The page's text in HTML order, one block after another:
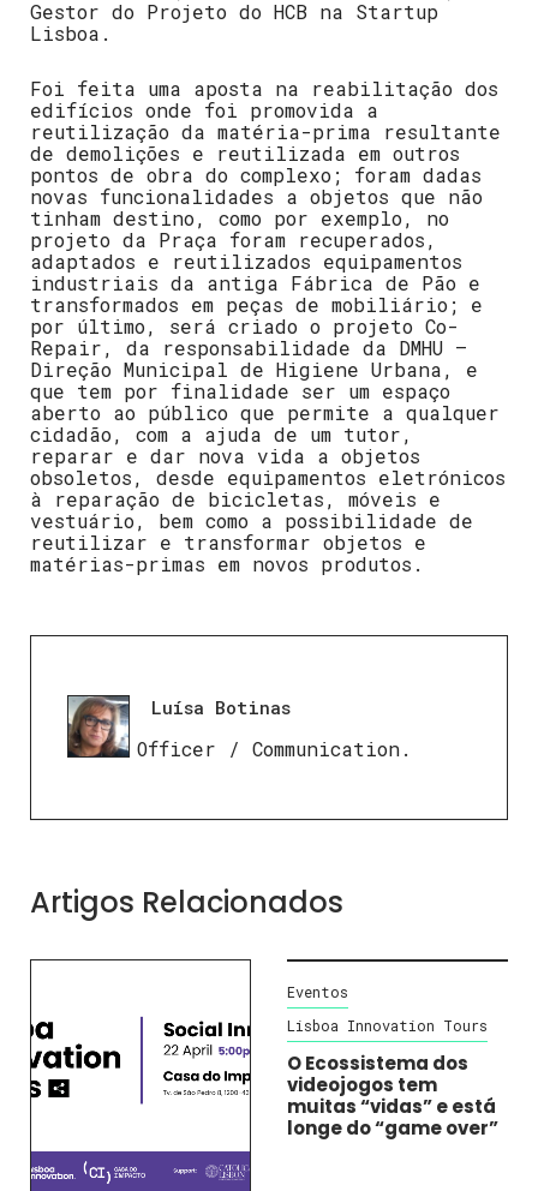
Gestor do Projeto do HCB na Startup
Lisboa.
Foi feita uma aposta na reabilitação dos
edifícios onde foi promovida a
reutilização da matéria-prima resultante
de demolições e reutilizada em outros
pontos de obra do complexo; foram dadas
novas funcionalidades a objetos que não
tinham destino, como por exemplo, no
projeto da Praça foram recuperados,
adaptados e reutilizados equipamentos
industriais da antiga Fábrica de Pão e
transformados em peças de mobiliário; e
por último, será criado o projeto Co-
Repair, da responsabilidade da DMHU –
Direção Municipal de Higiene Urbana, e
que tem por finalidade ser um espaço
aberto ao público que permite a qualquer
cidadão, com a ajuda de um tutor,
reparar e dar nova vida a objetos
obsoletos, desde equipamentos eletrónicos
à reparação de bicicletas, móveis e
vestuário, bem como a possibilidade de
reutilizar e transformar objetos e
matérias-primas em novos produtos.
Luísa Botinas
Press Officer / Communication.
Artigos Relacionados